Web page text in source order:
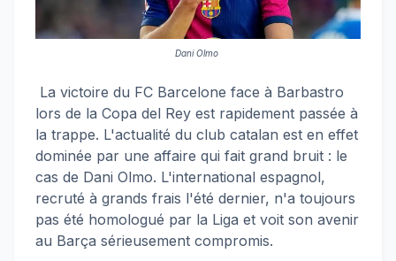
Dani Olmo
La victoire du FC Barcelone face à Barbastro
lors de la Copa del Rey est rapidement passée à
la trappe. L'actualité du club catalan est en effet
dominée par une affaire qui fait grand bruit : le
cas de Dani Olmo. L'international espagnol,
recruté à grands frais l'été dernier, n'a toujours
pas été homologué par la Liga et voit son avenir
au Barça sérieusement compromis.